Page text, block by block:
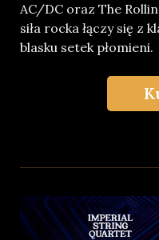
AC/DC oraz The
siła rocka łączy się z
blasku setek płomieni.